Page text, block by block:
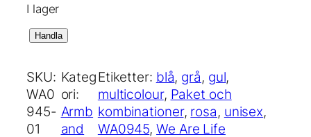
I lager
W
A
r
e
L
Handla
SKU:
WA0
945-
01
Kateg
ori:
Armb
and
Etiketter: blå, grå, gul
multicolour, Paket och
kombinationer, rosa, unisex
WA0945, We Are Life